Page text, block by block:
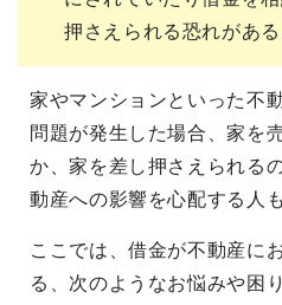
押さえられる恐れがある
家やマンションといった不
問題が発生した場合、家を
か、家を差し押さえられる
動産への影響を心配する人
ここでは、借金が不動産に
る、次のようなお悩みや困